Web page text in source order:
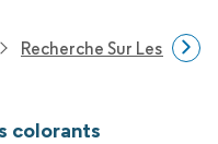
Recherche Sur Les
colorants